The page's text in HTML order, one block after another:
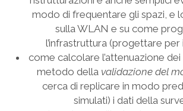
modo di frequentare gli spazi, e
sulla WLAN e su come
l’infrastruttura (progettare per
come calcolare l’attenuazione
metodo della validazione del
cerca di replicare in modo
simulati) i dati della